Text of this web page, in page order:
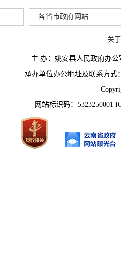
各省市政府网站
关
主 办：姚安县人民政府办
承办单位办公地址及联系方式
网站标识码：5323250001